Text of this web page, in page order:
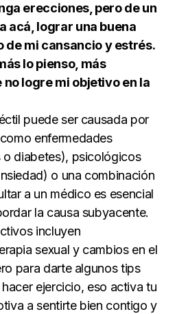
erecciones, pero de un
acá, lograr una buena
de mi cansancio y estrés.
lo pienso, más
no logre mi objetivo en la
puede ser causada por
enfermedades
o diabetes), psicológicos
o una combinación
a un médico es esencial
la causa subyacente.
incluyen
sexual y cambios en el
para darte algunos tips
ejercicio, eso activa tu
a sentirte bien contigo y